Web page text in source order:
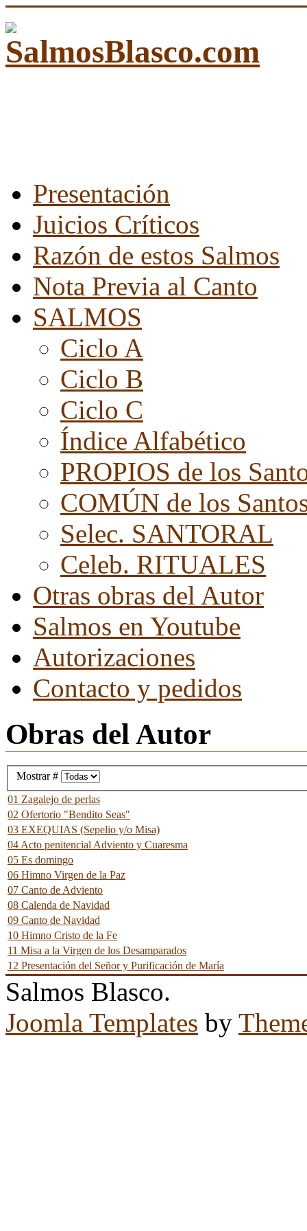
Presentación
Juicios Críticos
Razón de estos Salmos
Nota Previa al Canto
SALMOS
Ciclo A
Ciclo B
Ciclo C
Índice Alfabético
PROPIOS de los
COMÚN de los
Selec. SANTORAL
Celeb. RITUALES
Otras obras del Autor
Salmos en Youtube
Autorizaciones
Contacto y pedidos
Obras del Autor
Mostrar #
01 Zagalejo de perlas
02 Ofertorio "Bendito Seas"
03 EXEQUIAS (Sepelio y/o Misa)
04 Acto penitencial Adviento y Cuaresma
05 Es domingo
06 Himno Virgen de la Paz
07 Canto de Adviento
08 Calenda de Navidad
09 Canto de Navidad
10 Himno Cristo de la Fe
11 Misa a la Virgen de los Desamparados
12 Presentación del Señor y Purificación de María
Salmos Blasco.
Joomla Templates by